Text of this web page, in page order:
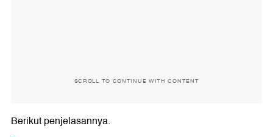
SCROLL TO CONTINUE WITH CONTENT
Berikut penjelasannya.